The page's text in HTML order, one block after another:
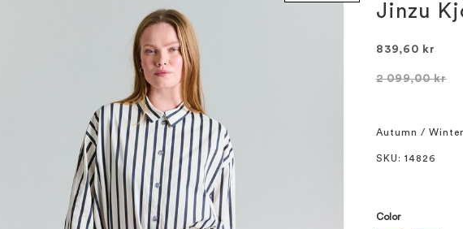
Jinzu
839,60 kr
2 099,00 kr
Autumn /
SKU : 14826
Color